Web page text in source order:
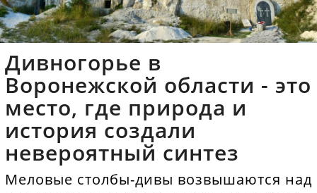
Дивногорье в
Воронежской области - это
место, где природа и
история создали
невероятный синтез
Меловые столбы-дивы возвышаются над